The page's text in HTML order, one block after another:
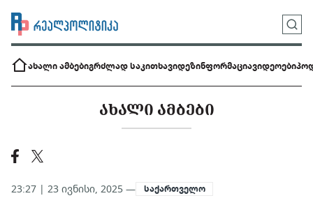
ახალი ამბებიგრძლად საკითხავიდეზინფორმაციავიდეოები
ᲐᲮᲐᲚᲘ ᲐᲛᲑᲔᲑᲘ
23:27 | 23 ივნისი, 2025 — საქართველო